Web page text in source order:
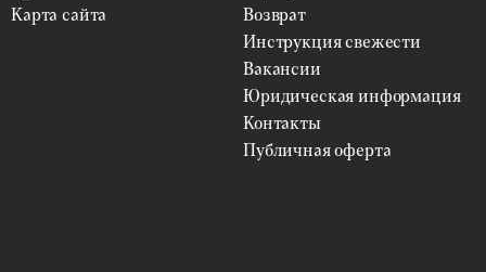
Карта сайта
Возврат
Инструкция свежести
Вакансии
Юридическая информация
Контакты
Публичная оферта